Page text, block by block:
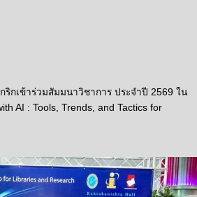
ริกเข้าร่วมสัมมนาวิชาการ ประจำปี 2569 ใน
AI : Tools, Trends, and Tactics for